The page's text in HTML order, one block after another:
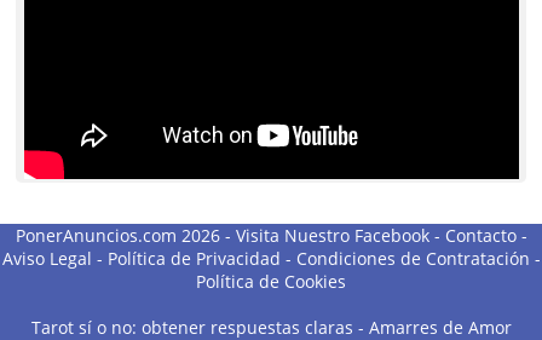
PonerAnuncios.com 2026 - Visita Nuestro Facebook- Contacto-
Aviso Legal - Política de Privacidad - Condiciones de Contratación -
Política de Cookies
Tarot sí o no: obtener respuestas claras - Amarres de Amor